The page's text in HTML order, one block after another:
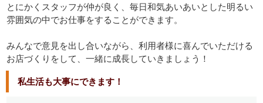
とにかくスタッフが仲が良く、毎日和気あいあいとした明るい
雰囲気の中でお仕事をすることができます。
みんなで意見を出し合いながら、利用者様に喜んでいただける
お店づくりをして、一緒に成長していきましょう！
私生活も大事にできます！